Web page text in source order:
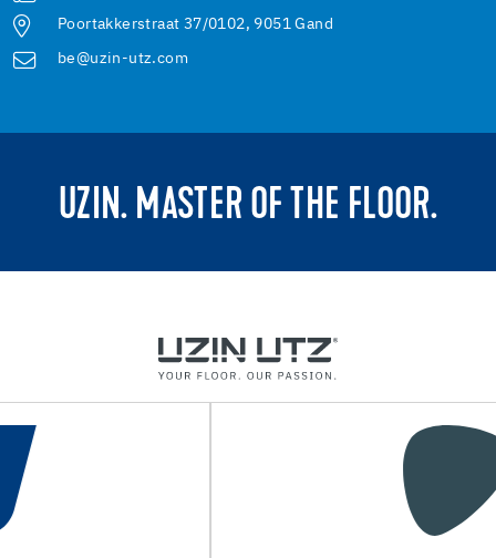
Poortakkerstraat 37/0102, 9051 Gand
be@uzin-utz.com
UZIN. MASTER OF THE FLOOR.